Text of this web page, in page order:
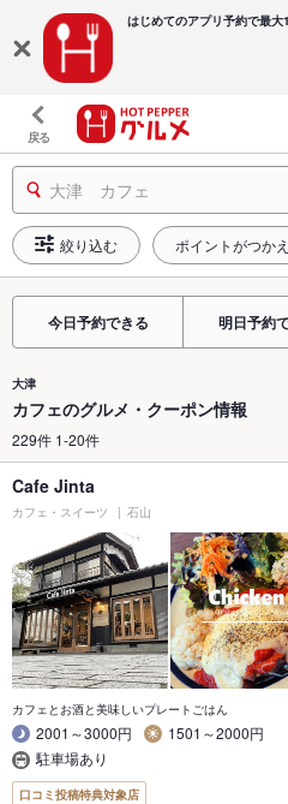
はじめてのアプリ予約で最大
戻る
大津 カフェ
絞り込む ポイントがつか
今日予約できる 明日予約
大津
カフェのグルメ・クーポン情報
229件 1-20件
Cafe Jinta
カフェ・スイーツ 石山
カフェとお酒と美味しいプレートごはん
2001～3000円
1501～2000円
駐車場あり
口コミ投稿特典対象店